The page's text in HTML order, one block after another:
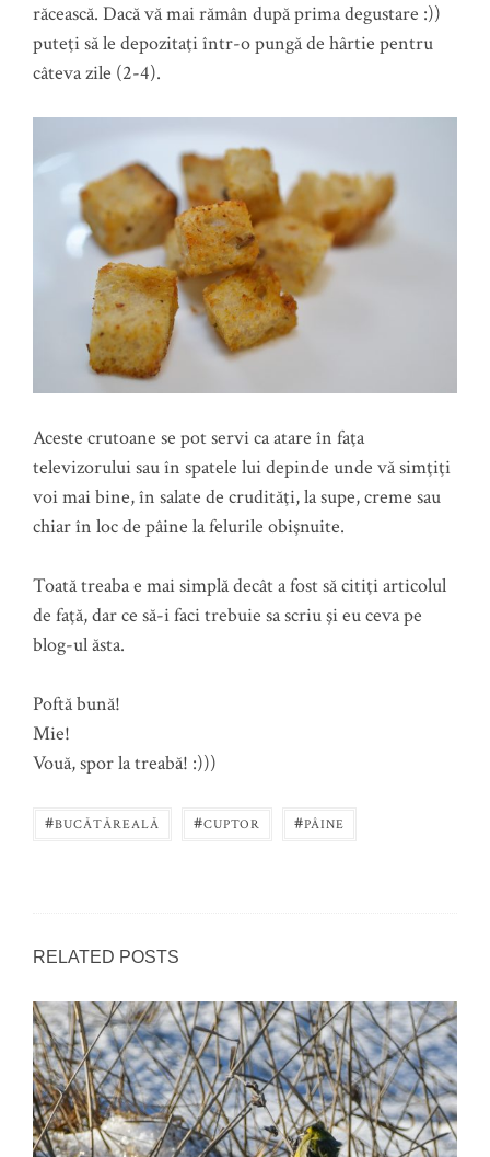
răcească. Dacă vă mai rămân după prima degustare :))
puteţi să le depozitaţi într-o pungă de hârtie pentru
câteva zile (2-4).
Aceste crutoane se pot servi ca atare în faţa
televizorului sau în spatele lui depinde unde vă simţiţi
voi mai bine, în salate de crudităţi, la supe, creme sau
chiar în loc de pâine la felurile obişnuite.
Toată treaba e mai simplă decât a fost să citiţi articolul
de faţă, dar ce să-i faci trebuie sa scriu şi eu ceva pe
blog-ul ăsta.
Poftă bună!
Mie!
Vouă, spor la treabă! :)))
#BUCĂTĂREALĂ #CUPTOR #PÂINE
RELATED POSTS